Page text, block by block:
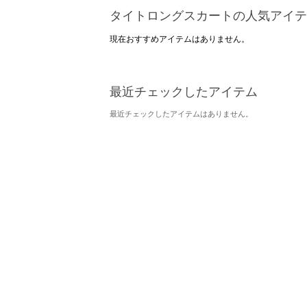
タイトロングスカートの人気アイ
現在おすすめアイテムはありません。
最近チェックしたアイテム
最近チェックしたアイテムはありません。